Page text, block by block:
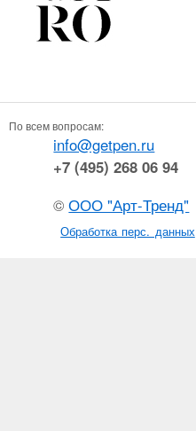
По всем вопросам:
info@getpen.ru
+7 (495) 268 06 94
©ООО "Арт-Тренд"
Обработка перс. данных